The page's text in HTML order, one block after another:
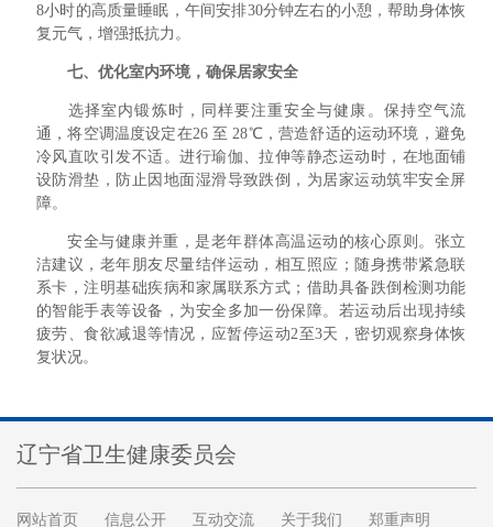
8小时的高质量睡眠，午间安排30分钟左右的小憩，帮助身体恢
复元气，增强抵抗力。
七、优化室内环境，确保居家安全
选择室内锻炼时，同样要注重安全与健康。保持空气流
通，将空调温度设定在26 至 28℃，营造舒适的运动环境，避免
冷风直吹引发不适。进行瑜伽、拉伸等静态运动时，在地面铺
设防滑垫，防止因地面湿滑导致跌倒，为居家运动筑牢安全屏
障。
安全与健康并重，是老年群体高温运动的核心原则。张立
洁建议，老年朋友尽量结伴运动，相互照应；随身携带紧急联
系卡，注明基础疾病和家属联系方式；借助具备跌倒检测功能
的智能手表等设备，为安全多加一份保障。若运动后出现持续
疲劳、食欲减退等情况，应暂停运动2至3天，密切观察身体恢
复状况。
辽宁省卫生健康委员会
网站首页 信息公开 互动交流 关于我们 郑重声明